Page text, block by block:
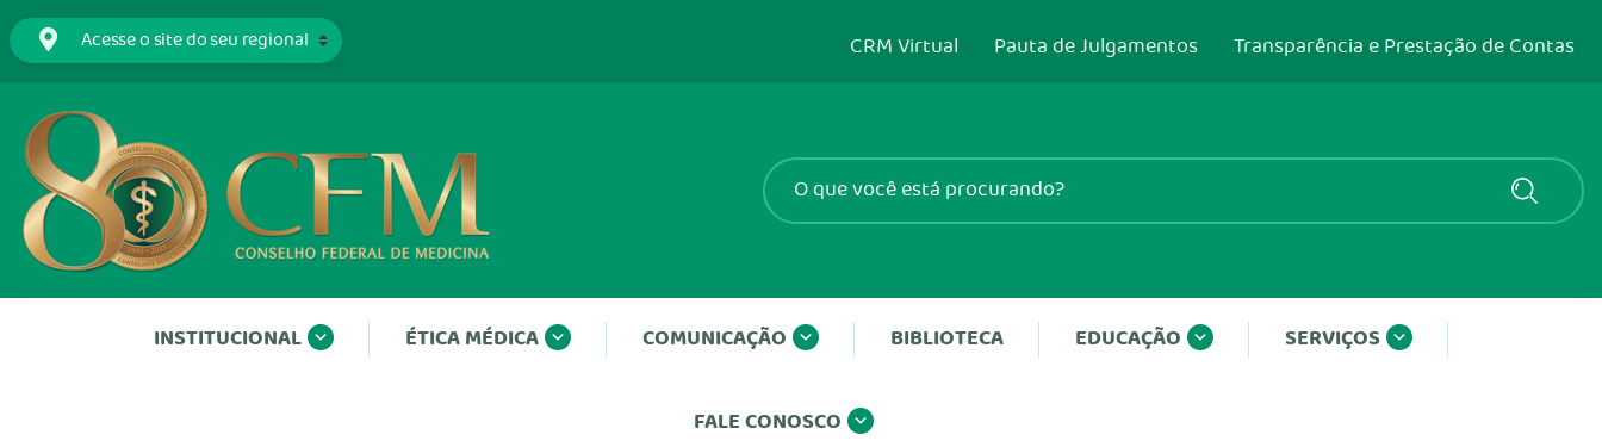
CRM Virtual Pauta de Julgamentos Transparência e Prestação de Contas
INSTITUCIONAL ÉTICA MÉDICA COMUNICAÇÃO BIBLIOTECA EDUCAÇÃO SERVIÇOS
FALE CONOSCO